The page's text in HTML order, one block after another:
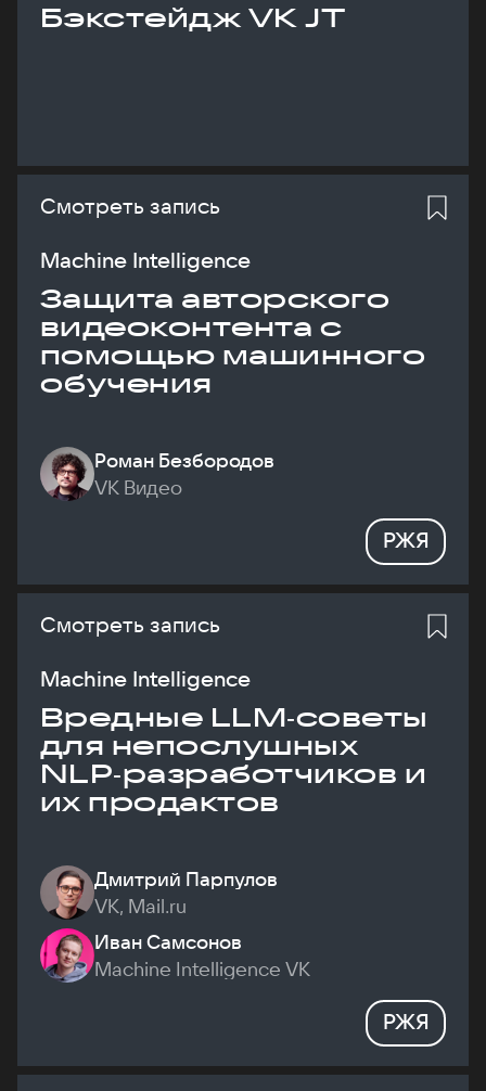
Бэкстейдж VK JT
Смотреть запись
Machine Intelligence
Защита авторского
видеоконтента с
помощью машинного
обучения
Роман Безбородов
VK Видео
РЖЯ
Смотреть запись
Machine Intelligence
Вредные LLM‑советы
для непослушных
NLP‑разработчиков и
их продактов
Дмитрий Парпулов
VK, Mail.ru
Иван Самсонов
Machine Intelligence VK
РЖЯ